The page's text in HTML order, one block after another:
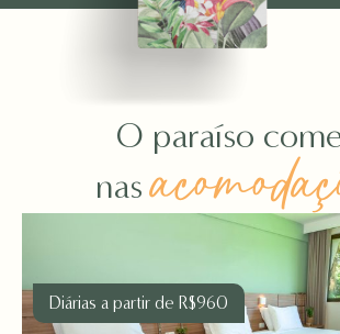
O paraíso
nas
Diárias a partir de R$960